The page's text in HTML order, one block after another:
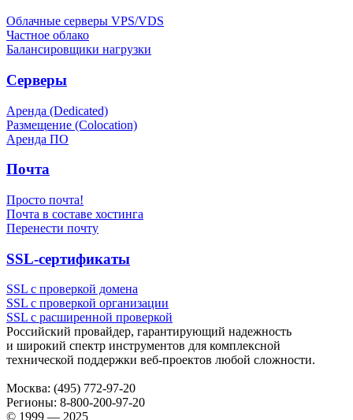
Облачные серверы VPS/VDS
Частное облако
Балансировщики нагрузки
Серверы
Аренда (Dedicated)
Размещение (Colocation)
Аренда ПО
Почта
Просто почта!
Почта в составе хостинга
Перенести почту
SSL-сертификаты
SSL с проверкой домена
SSL с проверкой организации
SSL с расширенной проверкой
Российский провайдер, гарантирующий надежность
и широкий спектр инструментов для комплексной
технической поддержки веб-проектов любой сложности.
Москва: (495) 772-97-20
Регионы: 8-800-200-97-20
© 1999 — 2025